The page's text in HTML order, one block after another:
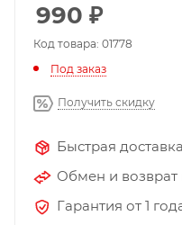
990 ₽
Код товара: 01778
Под заказ
Получить скидку
Быстрая
Обмен и возврат
Гарантия от 1